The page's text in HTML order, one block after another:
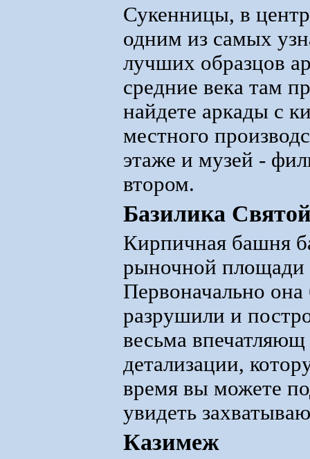
Сукенницы, в
одним из самых
лучших образцов
средние века там
найдете аркады с
местного
этаже и музей -
втором.
Базилика
Кирпичная башня
рыночной площади
Первоначально она
разрушили и
весьма
детализации,
время вы можете
увидеть
Казимеж